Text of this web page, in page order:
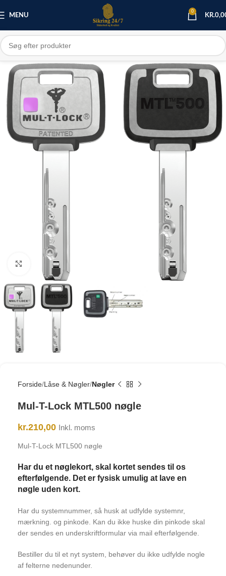
MENU
0
KR.
Click to enlarge
Forside Låse & Nøgler Nøgler
Mul-T-Lock MTL500 nøgle
kr.210,00 Inkl. moms
Mul-T-Lock MTL500 nøgle
Har du et nøglekort, skal kortet sendes til os
efterfølgende. Det er fysisk umulig at lave en
nøgle uden kort.
Har du systemnummer, så husk at udfylde systemnr,
mærkning. og pinkode. Kan du ikke huske din pinkode skal
der sendes en underskriftformular via mail efterfølgende.
Bestiller du til et nyt system, behøver du ikke udfylde nogle
af felterne nedenunder.